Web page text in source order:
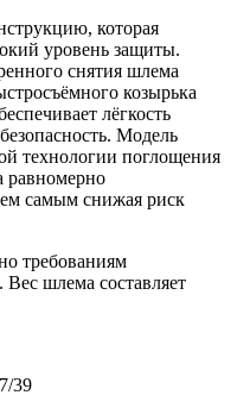
которая
уровень защиты.
снятия шлема
козырька
лёгкость
Модель
технологии поглощения
равномерно
самым снижая риск
требованиям
Вес шлема составляет
39